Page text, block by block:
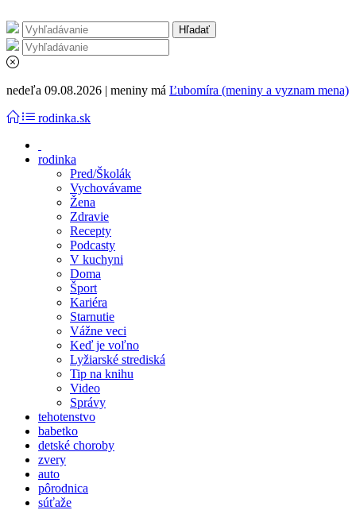
nedeľa 09.08.2026 | meniny má Ľubomíra (meniny a vyznam mena)
rodinka.sk
rodinka
Pred/Školák
Vychovávame
Žena
Zdravie
Recepty
Podcasty
V kuchyni
Doma
Šport
Kariéra
Starnutie
Vážne veci
Keď je voľno
Lyžiarské strediská
Tip na knihu
Video
Správy
tehotenstvo
babetko
detské choroby
zvery
auto
pôrodnica
súťaže